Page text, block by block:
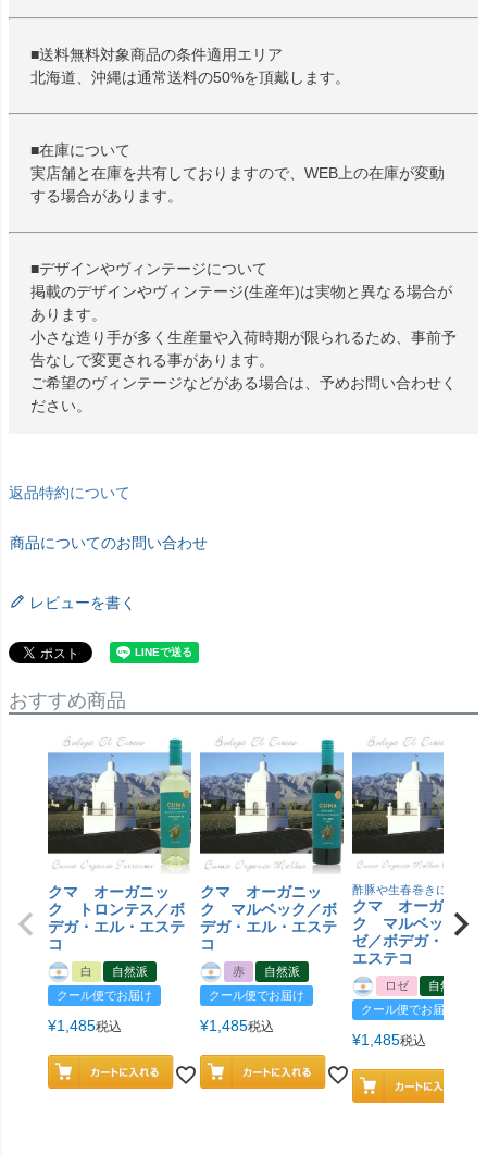
■送料無料対象商品の条件適用エリア
北海道、沖縄は通常送料の50%を頂戴します。
■在庫について
実店舗と在庫を共有しておりますので、WEB上の在庫が変動
する場合があります。
■デザインやヴィンテージについて
掲載のデザインやヴィンテージ(生産年)は実物と異なる場合が
あります。
小さな造り手が多く生産量や入荷時期が限られるため、事前予
告なしで変更される事があります。
ご希望のヴィンテージなどがある場合は、予めお問い合わせく
ださい。
返品特約について
商品についてのお問い合わせ
レビューを書く
おすすめ商品
クマ オーガニッ
ク トロンテス／ボ
デガ・エル・エステ
コ
白
自然派
クール便でお届け
¥1,485税込
クマ オーガニッ
ク マルベック／ボ
デガ・エル・エステ
コ
赤
自然派
クール便でお届け
¥1,485税込
酢豚や生春巻きに合うロ
クマ オーガニッ
ク マルベック
ゼ／ボデガ・エル
エステコ
ロゼ
自然派
クール便でお届け
¥1,485税込